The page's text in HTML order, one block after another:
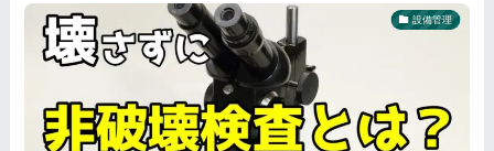
設備管理